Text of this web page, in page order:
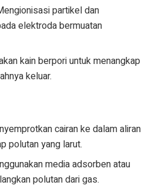
partikel dan
elektroda bermuatan
kain berpori untuk menangkap
keluar.
cairan ke dalam aliran
polutan yang larut.
media adsorben atau
polutan dari gas.